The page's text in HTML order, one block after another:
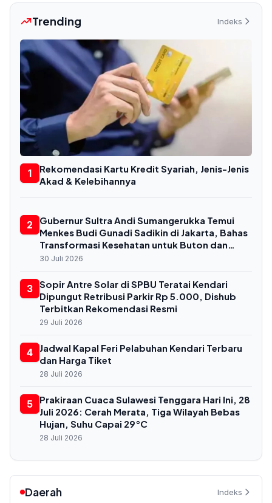
Trending Indeks
1
Rekomendasi Kartu Kredit Syariah, Jenis-Jenis
Akad & Kelebihannya
2
Gubernur Sultra Andi Sumangerukka Temui
Menkes Budi Gunadi Sadikin di Jakarta, Bahas
Transformasi Kesehatan untuk Buton dan
Baubau
30 Juli 2026
3 Sopir Antre Solar di SPBU Teratai Kendari
Dipungut Retribusi Parkir Rp 5.000, Dishub
Terbitkan Rekomendasi Resmi
29 Juli 2026
4
Jadwal Kapal Feri Pelabuhan Kendari Terbaru
dan Harga Tiket
28 Juli 2026
5
Prakiraan Cuaca Sulawesi Tenggara Hari Ini, 28
Juli 2026: Cerah Merata, Tiga Wilayah Bebas
Hujan, Suhu Capai 29°C
28 Juli 2026
Daerah Indeks